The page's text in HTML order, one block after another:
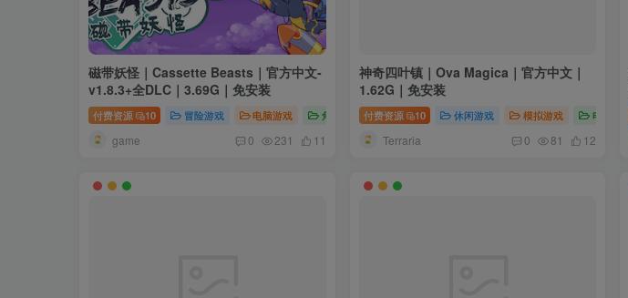
磁带妖怪｜Cassette Beasts｜官方中文-
v1.8.3+全DLC｜3.69G｜免安装
付费资源 10 冒险游戏 电脑游戏 角色扮演
game 0 231 11
神奇四叶镇｜Ova Magica｜官方中文｜
1.62G｜免安装
付费资源 10 休闲游戏 模拟游戏 电脑游戏
Terraria 0 81 12